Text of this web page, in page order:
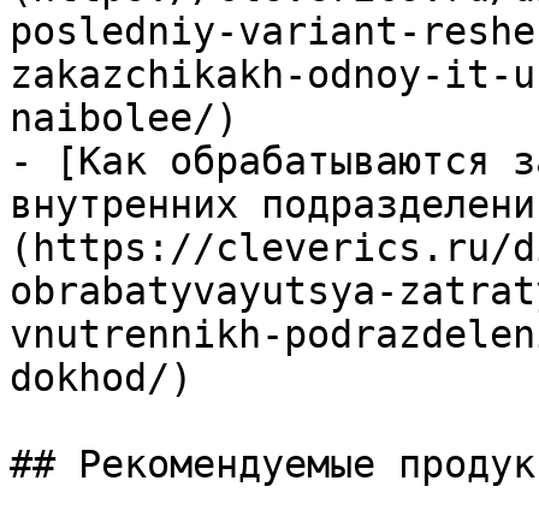
posledniy-variant-
zakazchikakh-odnoy-
naibolee/)
- [Как обрабатываются
внутренних
(https://cleverics.ru/
obrabatyvayutsya-
vnutrennikh-
dokhod/)
## Рекомендуемые